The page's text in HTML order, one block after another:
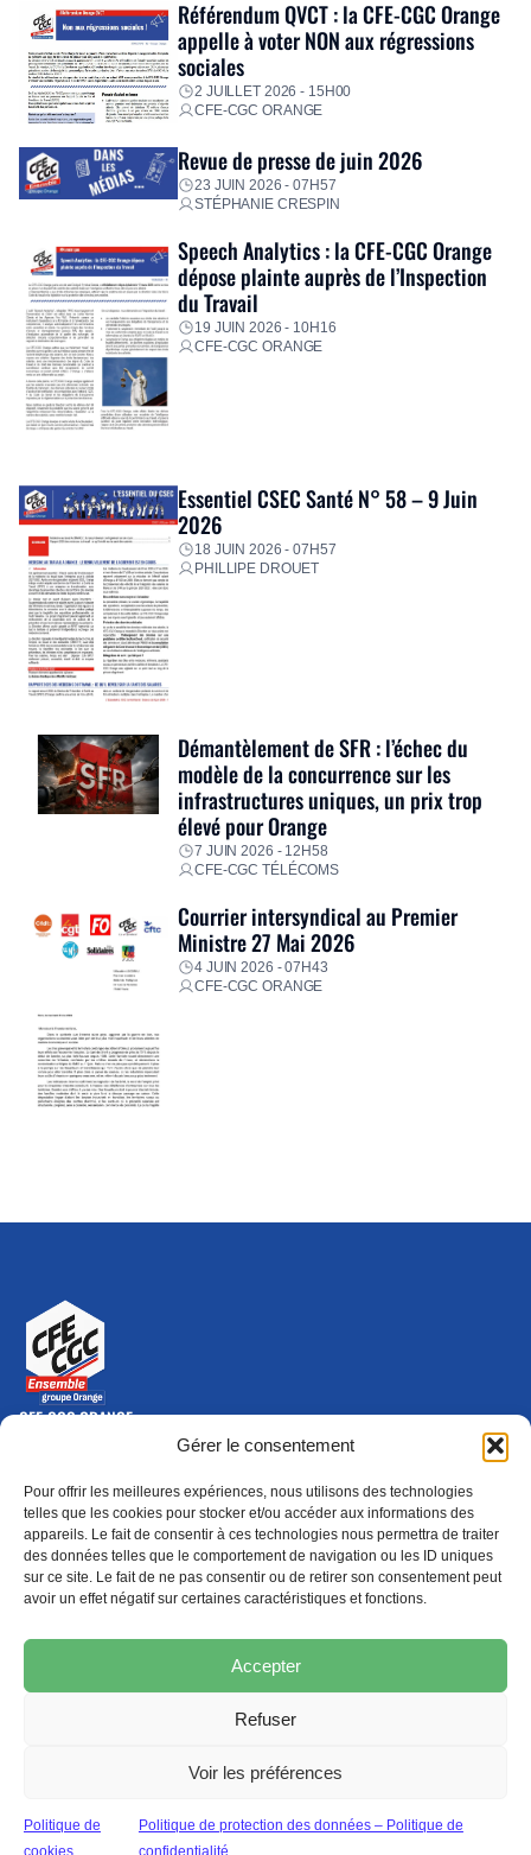
Gérer le consentement
Pour offrir les meilleures expériences, nous utilisons des technologies
telles que les cookies pour stocker et/ou accéder aux informations des
appareils. Le fait de consentir à ces technologies nous permettra de traiter
des données telles que le comportement de navigation ou les ID uniques
sur ce site. Le fait de ne pas consentir ou de retirer son consentement peut
avoir un effet négatif sur certaines caractéristiques et fonctions.
Accepter
Refuser
Voir les préférences
Politique de
cookies
Politique de protection des données – Politique de
confidentialité
Référendum QVCT : la CFE-CGC Orange
appelle à voter NON aux régressions
sociales
2 JUILLET 2026 - 15H00
CFE-CGC ORANGE
Revue de presse de juin 2026
23 JUIN 2026 - 07H57
STÉPHANIE CRESPIN
Speech Analytics : la CFE-CGC Orange
dépose plainte auprès de l’Inspection
du Travail
19 JUIN 2026 - 10H16
CFE-CGC ORANGE
Essentiel CSEC Santé N° 58 – 9 Juin
2026
18 JUIN 2026 - 07H57
PHILLIPE DROUET
Démantèlement de SFR : l’échec du
modèle de la concurrence sur les
infrastructures uniques, un prix trop
élevé pour Orange
7 JUIN 2026 - 12H58
CFE-CGC TÉLÉCOMS
Courrier intersyndical au Premier
Ministre 27 Mai 2026
4 JUIN 2026 - 07H43
CFE-CGC ORANGE
CFE-CGC ORANGE
10-12 rue Saint Amand, 75015 Paris Cedex 15
Nous contacter
01 46 79 28 74
S'ABONNER(NOUVELLE FENÊTRE)
ADHÉRER
Épargne
(nouvelle fenêtre) Formation
(nouvelle fenêtre)
POLITIQUE DE COOKIES